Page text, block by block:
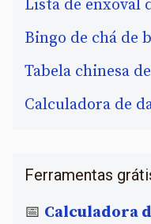
Lista de enxoval
Bingo de chá de
Tabela chinesa
Calculadora de
Ferramentas
📅 Calculadora